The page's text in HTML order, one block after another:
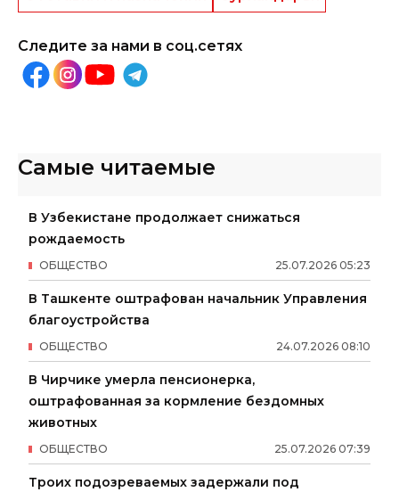
Следите за нами в соц.сетях
Самые читаемые
В Узбекистане продолжает снижаться
рождаемость
25.07.2026 05:23
ОБЩЕСТВО
В Ташкенте оштрафован начальник Управления
благоустройства
24.07.2026 08:10
ОБЩЕСТВО
В Чирчике умерла пенсионерка,
оштрафованная за кормление бездомных
животных
25.07.2026 07:39
ОБЩЕСТВО
Троих подозреваемых задержали под